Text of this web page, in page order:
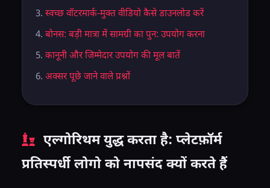
स्वच्छ वॉटरमार्क-मुक्त वीडियो कैसे डाउनलोड करें
बोनस: बड़ी मात्रा में सामग्री का पुन: उपयोग करना
कानूनी और जिम्मेदार उपयोग की मूल बातें
अक्सर पूछे जाने वाले प्रश्नों
एल्गोरिथम युद्ध करता है: प्लेटफ़ॉर्म
प्रतिस्पर्धी लोगो को नापसंद क्यों करते हैं